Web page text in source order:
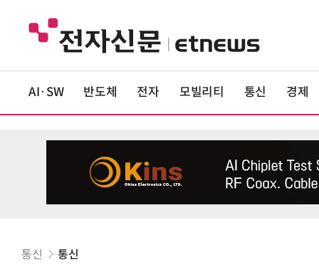
AI·SW 반도체 전자 모빌리티 통신 경제
통신 통신